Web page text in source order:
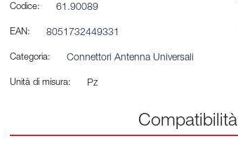
Codice: 61.90089
EAN: 8051732449331
Categoria: Connettori Antenna Universali
Unità di misura: Pz
Compatibilità